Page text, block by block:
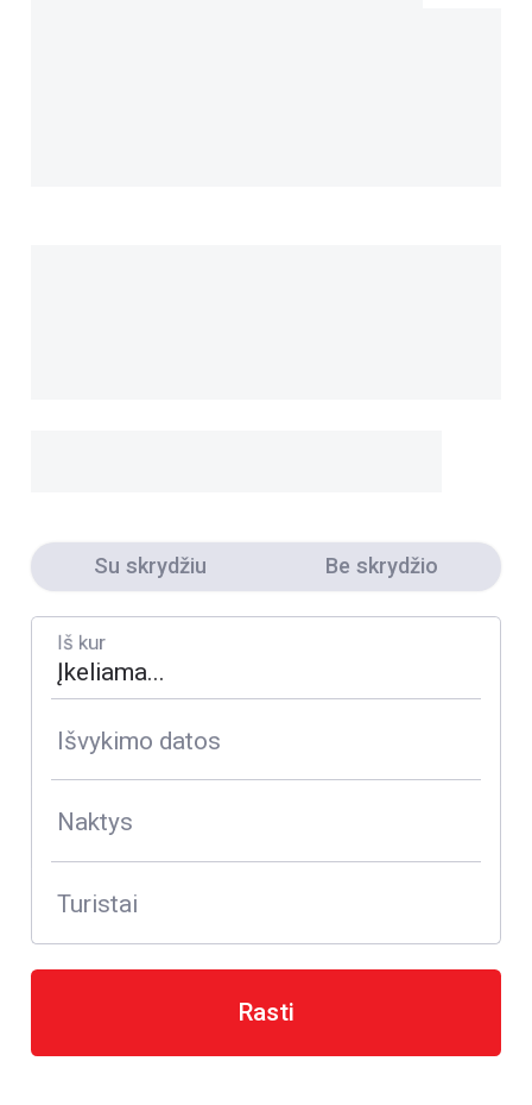
Su skrydžiu Be skrydžio
Iš kur
Išvykimo datos
Naktys
Turistai
Rasti